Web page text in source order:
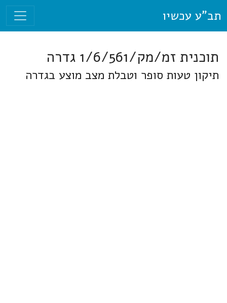
תב"ע עכשיו
תוכנית זמ/מק/1/6/561 גדרה
תיקון טעות סופר וטבלת מצב מוצע בגדרה